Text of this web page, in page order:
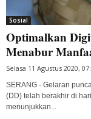
Sosial
Optimalkan
Menabur
Selasa 11 Agustus 2020,
SERANG - Gelaran
(DD) telah berakhir di
menunjukkan...